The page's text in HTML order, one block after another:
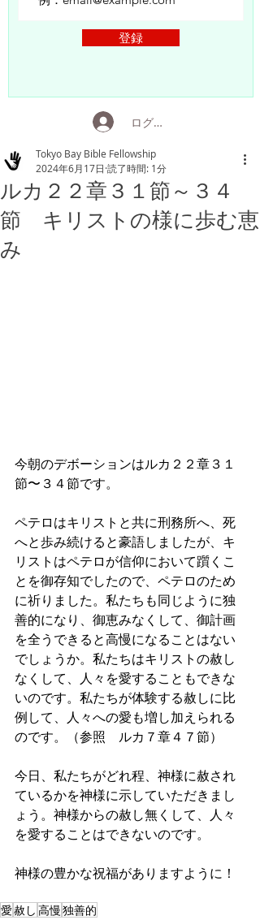
登録
ログイン
ルカ２２章３１節～３４
節 キリストの様に歩む恵
み
Tokyo Bay Bible Fellowship
2024年6月17日 読了時間: 1分
今朝のデボーションはルカ２２章３１
節〜３４節です。
ペテロはキリストと共に刑務所へ、死
へと歩み続けると豪語しましたが、キ
リストはペテロが信仰において躓くこ
とを御存知でしたので、ペテロのため
に祈りました。私たちも同じように独
善的になり、御恵みなくして、御計画
を全うできると高慢になることはない
でしょうか。私たちはキリストの赦し
なくして、人々を愛することもできな
いのです。私たちが体験する赦しに比
例して、人々への愛も増し加えられる
のです。（参照　ルカ７章４７節）
今日、私たちがどれ程、神様に赦され
ているかを神様に示していただきまし
ょう。神様からの赦し無くして、人々
を愛することはできないのです。
神様の豊かな祝福がありますように！
愛赦し 高慢独善的